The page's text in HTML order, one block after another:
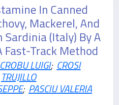
In Canned
Mackerel, And
(Italy) By A
Fast-Track Method
CROBU LUIGI; CROSI
TRUJILLO
; PASCIU VALERIA